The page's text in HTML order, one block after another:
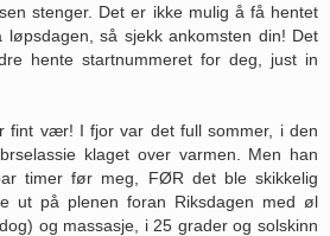
stenger. Det er ikke mulig å få hentet
løpsdagen, så sjekk ankomsten din! Det
hente startnummeret for deg, just in
fint vær! I fjor var det full sommer, i den
klaget over varmen. Men han
timer før meg, FØR det ble skikkelig
ut på plenen foran Riksdagen med øl
og massasje, i 25 grader og solskinn